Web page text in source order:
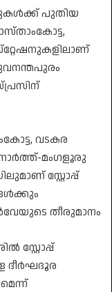
പുതിയ
വടകര
മംഗളൂരു
സ്റ്റോപ്പ്
തീരുമാനം
സ്റ്റോപ്പ്
ദീർഘദൂര